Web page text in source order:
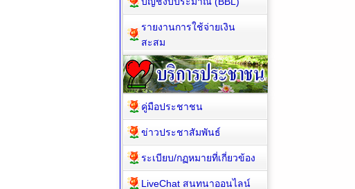
รายงานการใช้จ่ายเงิน
สะสม
คู่มือประชาชน
ข่าวประชาสัมพันธ์
ระเบียบ/กฏหมายที่เกี่ยวข้อง
LiveChat สนทนาออนไลน์